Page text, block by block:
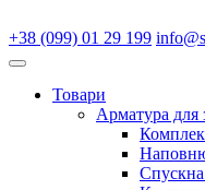
+38 (099) 01 29 199
Товари
Арматура для
Спускна